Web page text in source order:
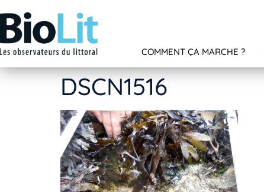
COMMENT ÇA MARCHE ?
DSCN1516